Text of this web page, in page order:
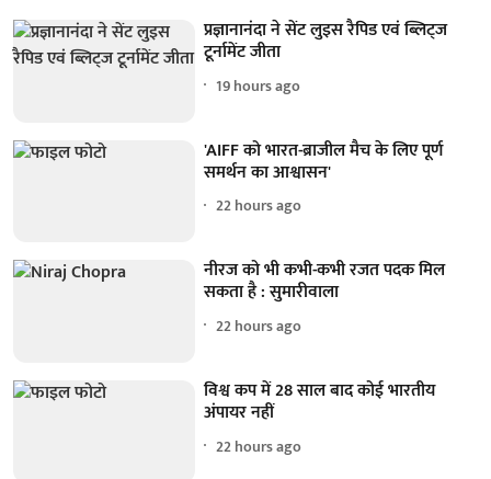
प्रज्ञानानंदा ने सेंट लुइस रैपिड एवं ब्लिट्ज
टूर्नामेंट जीता
19 hours ago
'AIFF को भारत-ब्राजील मैच के लिए पूर्ण
समर्थन का आश्वासन'
22 hours ago
नीरज को भी कभी-कभी रजत पदक मिल
सकता है : सुमारीवाला
22 hours ago
विश्व कप में 28 साल बाद कोई भारतीय
अंपायर नहीं
22 hours ago